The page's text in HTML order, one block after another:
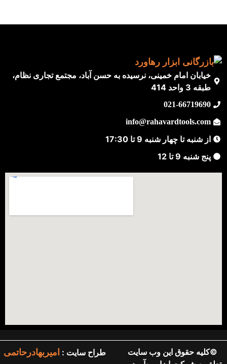
خیابان امام خمینی، نرسیده به حسن آباد، مجتمع تجاری نظام،
طبقه 3 واحد 414
021-66719690
info@rahavardtools.com
از شنبه تا چهار شنبه 9 تا 17:30
پنج شنبه 9 تا 12
©کلیه حقوق این وب سایت
طراح سایت : امیربهادرحاتمی